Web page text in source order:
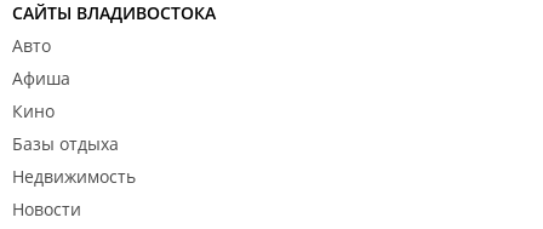
САЙТЫ ВЛАДИВОСТОКА
Авто
Афиша
Кино
Базы отдыха
Недвижимость
Новости